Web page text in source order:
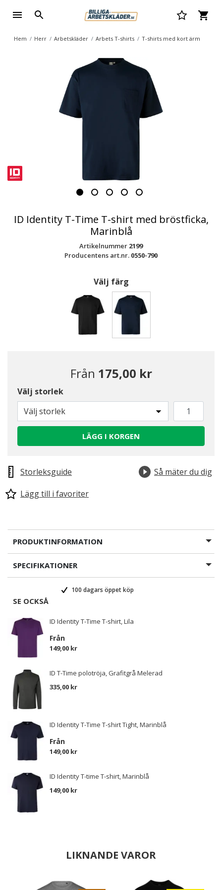
Hem Herr Arbetskläder Arbets T-shirts T-shirts med kort ärm
ID Identity T-Time T-shirt med bröstficka,
Marinblå
Artikelnummer 2199
Producentens art.nr. 0550-790
Välj färg
Från 175,00 kr
Välj storlek
Välj storlek
LÄGG I KORGEN
Storleksguide
Så mäter du dig
Lägg till i favoriter
PRODUKTINFORMATION
SPECIFIKATIONER
100 dagars öppet köp
SE OCKSÅ
ID Identity T-Time T-shirt, Lila
Från
149,00 kr
ID T-Time polotröja, Grafitgrå Melerad
335,00 kr
ID Identity T-Time T-shirt Tight, Marinblå
Från
149,00 kr
ID Identity T-time T-shirt, Marinblå
149,00 kr
LIKNANDE VAROR